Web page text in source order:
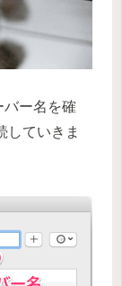
バー名を確
していきま